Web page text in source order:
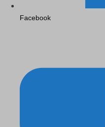
Facebook